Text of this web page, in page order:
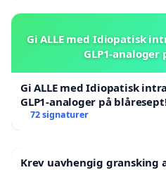
Gi ALLE med Idiopatisk
GLP1-analoger
Gi ALLE med Idiopatisk
GLP1-analoger på
72 signaturer
Krev uavhengig gransking